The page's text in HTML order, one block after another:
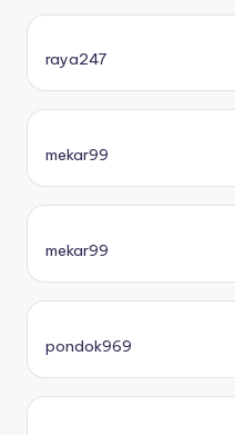
raya247
mekar99
mekar99
pondok969